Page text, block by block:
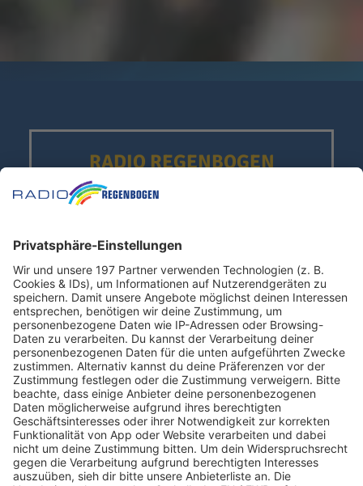
RADIO REGENBOGEN
JETZT ABSPIELEN